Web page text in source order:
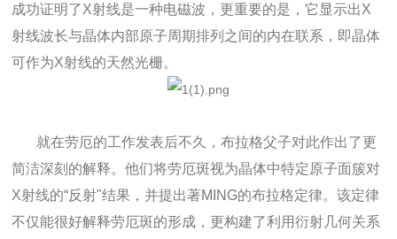
成功证明了X射线是一种电磁波，更重要的是，它显示出X
射线波长与晶体内部原子周期排列之间的内在联系，即晶体
可作为X射线的天然光栅。
就在劳厄的工作发表后不久，布拉格父子对此作出了更
简洁深刻的解释。他们将劳厄斑视为晶体中特定原子面簇对
X射线的“反射"结果，并提出著MING的布拉格定律。该定律
不仅能很好解释劳厄斑的形成，更构建了利用衍射几何关系